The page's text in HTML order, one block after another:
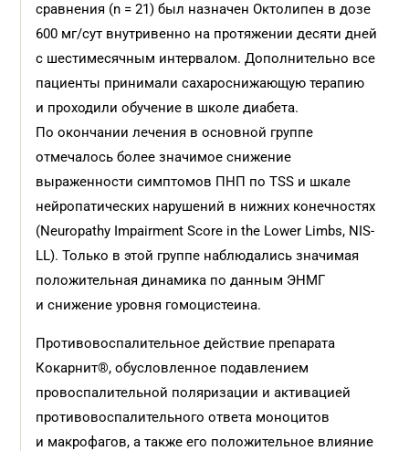
сравнения (n = 21) был назначен Октолипен в дозе
600 мг/сут внутривенно на протяжении десяти дней
с шестимесячным интервалом. Дополнительно все
пациенты принимали сахароснижающую терапию
и проходили обучение в школе диабета.
По окончании лечения в основной группе
отмечалось более значимое снижение
выраженности симптомов ПНП по TSS и шкале
нейропатических нарушений в нижних конечностях
(Neuropathy Impairment Score in the Lower Limbs, NIS-
LL). Только в этой группе наблюдались значимая
положительная динамика по данным ЭНМГ
и снижение уровня гомоцистеина.
Противовоспалительное действие препарата
Кокарнит®, обусловленное подавлением
провоспалительной поляризации и активацией
противовоспалительного ответа моноцитов
и макрофагов, а также его положительное влияние